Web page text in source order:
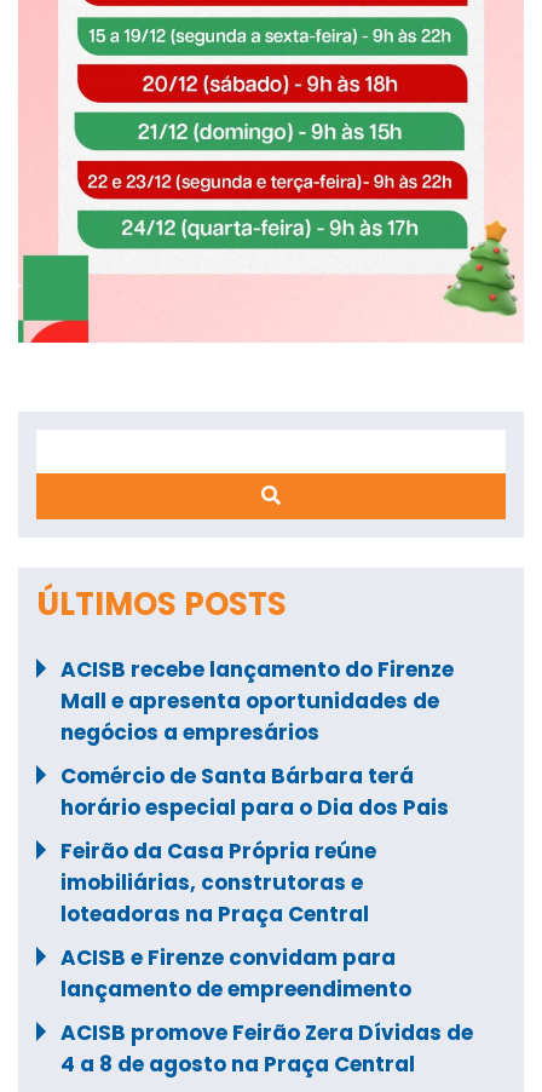
ÚLTIMOS POSTS
ACISB recebe lançamento do Firenze
Mall e apresenta oportunidades de
negócios a empresários
Comércio de Santa Bárbara terá
horário especial para o Dia dos Pais
Feirão da Casa Própria reúne
imobiliárias, construtoras e
loteadoras na Praça Central
ACISB e Firenze convidam para
lançamento de empreendimento
ACISB promove Feirão Zera Dívidas de
4 a 8 de agosto na Praça Central